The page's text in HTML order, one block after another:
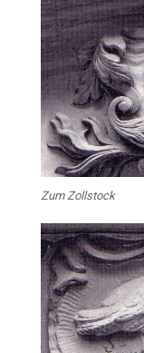
Zum Zollstock